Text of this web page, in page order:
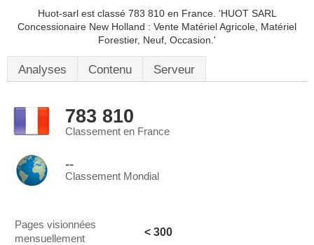
Huot-sarl est classé 783 810 en France. 'HUOT SARL
Concessionaire New Holland : Vente Matériel Agricole, Matériel
Forestier, Neuf, Occasion.'
Analyses Contenu Serveur
783 810
Classement en France
--
Classement Mondial
Pages visionnées
mensuellement
< 300